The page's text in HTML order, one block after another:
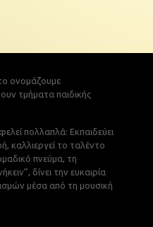
ονομάζουμε
τμήματα παιδικής
πολλαπλά: Εκπαιδεύει
καλλιεργεί το ταλέντο
πνεύμα, τη
δίνει την ευκαιρία
μέσα από τη μουσική